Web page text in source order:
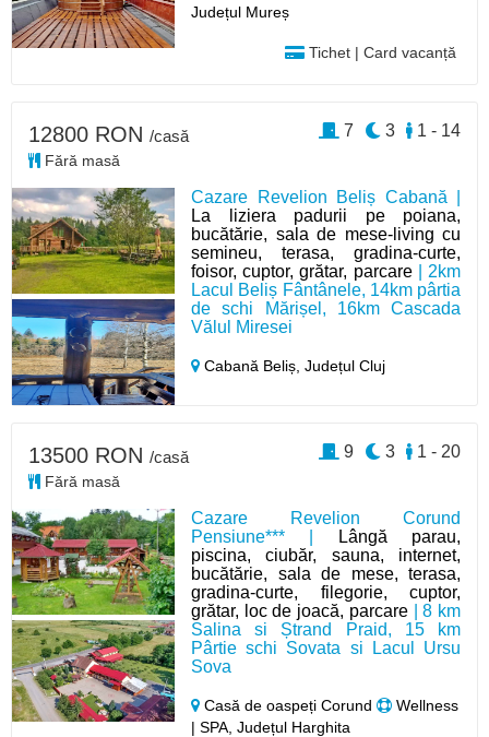
Județul Mureș
Tichet | Card vacanță
Cazare Revelion Beliș Cabană |
La liziera padurii pe poiana,
bucătărie, sala de mese-living cu
semineu, terasa, gradina-curte,
foisor, cuptor, grătar, parcare| 2km
Lacul Beliș Fântânele, 14km pârtia
de schi Mărișel, 16km Cascada
Vălul Miresei
Cabană Beliș,Județul Cluj
12800 RON /casă
Fără masă
1 - 14
3
7
Cazare Revelion Corund
Pensiune*** |
Lângă parau,
piscina, ciubăr, sauna, internet,
bucătărie, sala de mese, terasa,
gradina-curte, filegorie, cuptor,
grătar, loc de joacă, parcare| 8 km
Salina si Ștrand Praid, 15 km
Pârtie schi Sovata si Lacul Ursu
Sova
Casă de oaspeți Corund
Wellness
| SPA, Județul Harghita
13500 RON /casă
Fără masă
1 - 20
3
9